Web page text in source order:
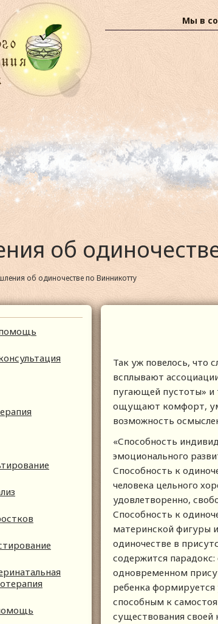
Мы в
об
об одиночестве по Винникотту
помощь
Так уж повелось, что
всплывают
пугающей пустоты» и
ощущают комфорт,
возможность
«Способность
эмоционального
Способность к
человека цельного
удовлетворенно,
Способность к
материнской фигуры
одиночестве в
содержится
одновременном
ребенка
способным к
существования своей